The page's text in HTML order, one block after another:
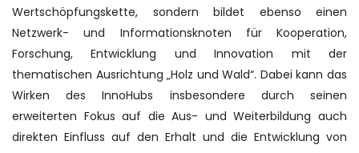
Wertschöpfungskette, sondern bildet ebenso einen
Netzwerk- und Informationsknoten für Kooperation,
Forschung, Entwicklung und Innovation mit der
thematischen Ausrichtung „Holz und Wald“. Dabei kann das
Wirken des InnoHubs insbesondere durch seinen
erweiterten Fokus auf die Aus- und Weiterbildung auch
direkten Einfluss auf den Erhalt und die Entwicklung von